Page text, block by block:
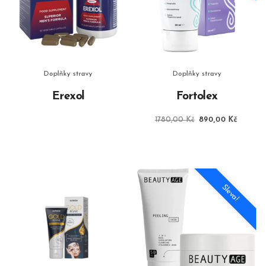
Doplňky stravy
Erexol
Doplňky stravy
Fortolex
1780,00Kč
Původní
890,00 Kč
Sleva!